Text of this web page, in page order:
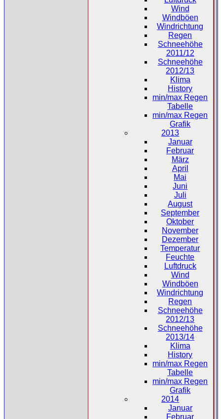
Wind
Windböen
Windrichtung
Regen
Schneehöhe
2011/12
Schneehöhe
2012/13
Klima
History
min/max Regen
Tabelle
min/max Regen
Grafik
2013
Januar
Februar
März
April
Mai
Juni
Juli
August
September
Oktober
November
Dezember
Temperatur
Feuchte
Luftdruck
Wind
Windböen
Windrichtung
Regen
Schneehöhe
2012/13
Schneehöhe
2013/14
Klima
History
min/max Regen
Tabelle
min/max Regen
Grafik
2014
Januar
Februar